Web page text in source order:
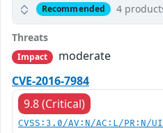
Recommended 4
Threats
Impact
moderate
CVE-2016-7984
9.8 (Critical)
CVSS:3.0/AV:N/AC:L/PR:N/